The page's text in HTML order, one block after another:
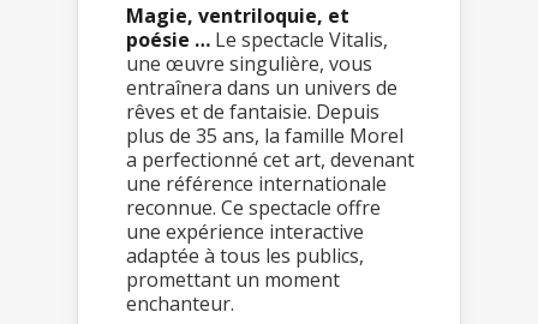
Magie, ventriloquie, et
poésie … Le spectacle Vitalis,
une œuvre singulière, vous
entraînera dans un univers de
rêves et de fantaisie. Depuis
plus de 35 ans, la famille Morel
a perfectionné cet art, devenant
une référence internationale
reconnue. Ce spectacle offre
une expérience interactive
adaptée à tous les publics,
promettant un moment
enchanteur.